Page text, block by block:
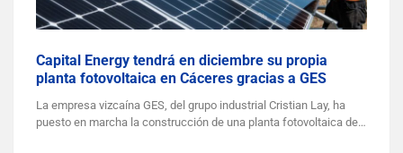
Capital Energy tendrá en diciembre su propia
planta fotovoltaica en Cáceres gracias a GES
La empresa vizcaína GES, del grupo industrial Cristian Lay, ha
puesto en marcha la construcción de una planta fotovoltaica de…